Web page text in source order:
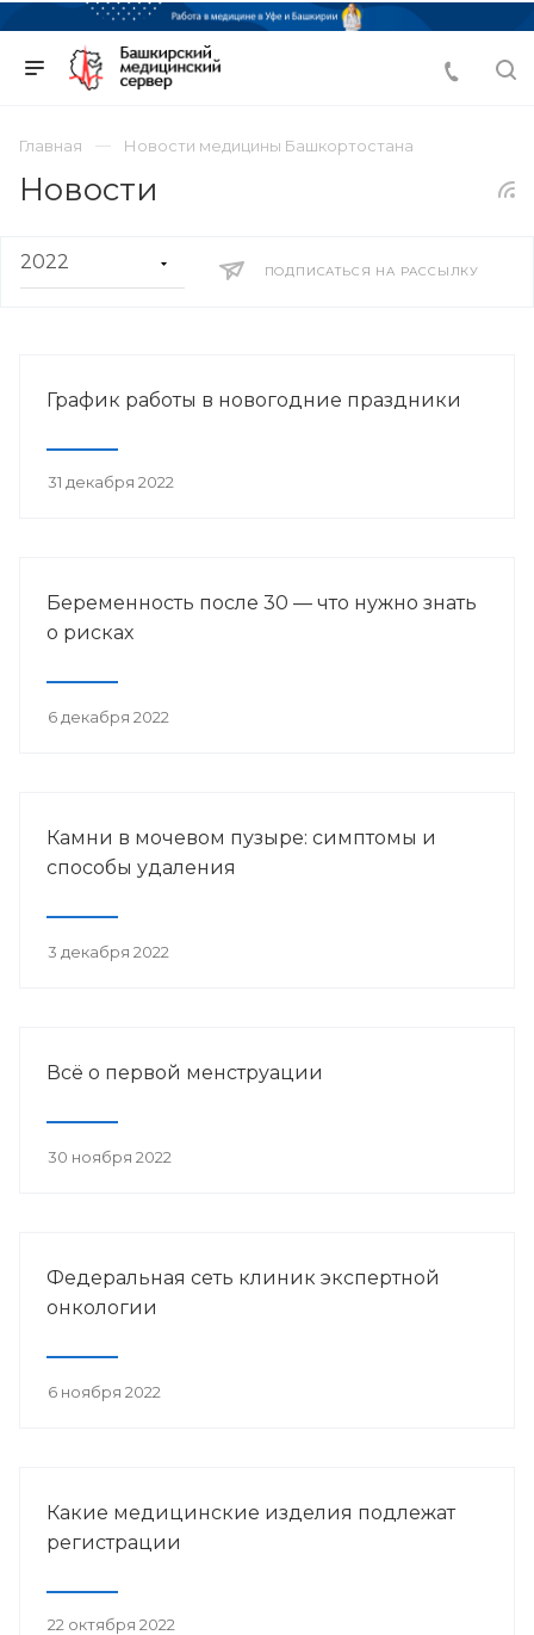
Главная Новости медицины Башкортостана
Новости
ПОДПИСАТЬСЯ НА РАССЫЛКУ
График работы в новогодние праздники
31 декабря 2022
Беременность после 30 — что нужно знать
о рисках
6 декабря 2022
Камни в мочевом пузыре: симптомы и
способы удаления
3 декабря 2022
Всё о первой менструации
30 ноября 2022
Федеральная сеть клиник экспертной
онкологии
6 ноября 2022
Какие медицинские изделия подлежат
регистрации
22 октября 2022